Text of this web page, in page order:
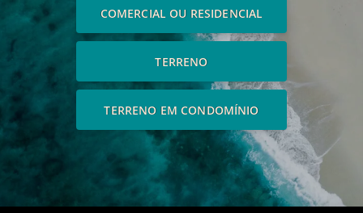
COMERCIAL OU RESIDENCIAL
TERRENO
TERRENO EM CONDOMÍNIO